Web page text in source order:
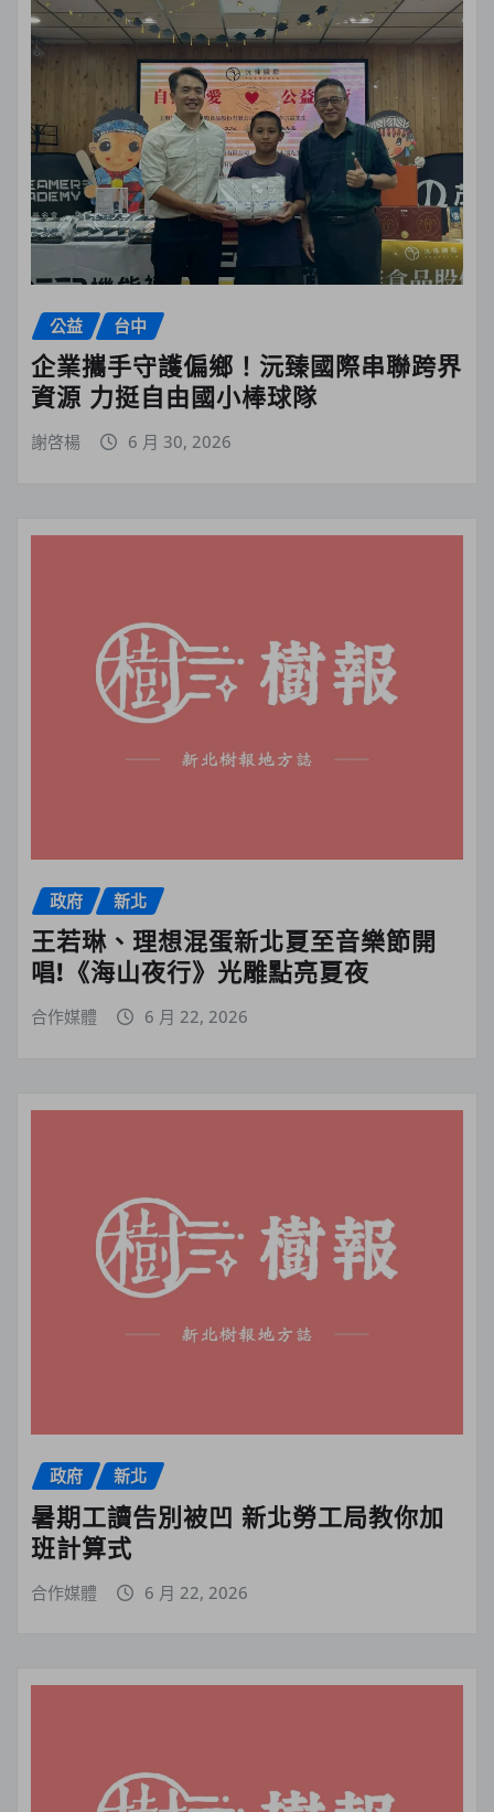
公益 台中
企業攜手守護偏鄉！沅臻國際串聯跨界
資源 力挺自由國小棒球隊
謝啓楊 6 月 30, 2026
政府 新北
王若琳、理想混蛋新北夏至音樂節開
唱!《海山夜行》光雕點亮夏夜
合作媒體 6 月 22, 2026
政府 新北
暑期工讀告別被凹 新北勞工局教你加
班計算式
合作媒體 6 月 22, 2026